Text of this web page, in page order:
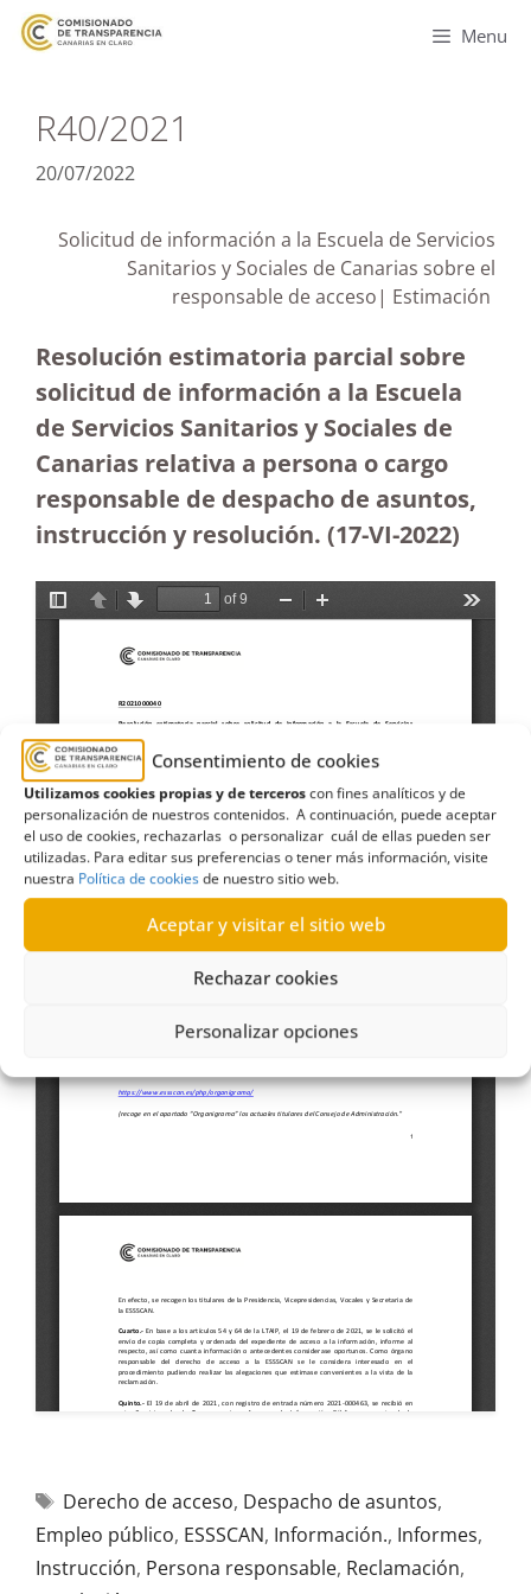
Consentimiento de cookies
Utilizamos cookies propias y de terceroscon fines analíticos y de
personalización de nuestros contenidos. A continuación, puede aceptar
el uso de cookies, rechazarlas o personalizar cuál de ellas pueden ser
utilizadas. Para editar sus preferencias o tener más información, visite
nuestra Política de cookiesde nuestro sitio web.
Aceptar y visitar el sitio web
Rechazar cookies
Personalizar opciones
Menu
R40/2021
20/07/2022
Solicitud de información a la Escuela de Servicios
Sanitarios y Sociales de Canarias sobre el
responsable de acceso| Estimación
Resolución estimatoria parcial sobre
solicitud de información a la Escuela
de Servicios Sanitarios y Sociales de
Canarias relativa a persona o cargo
responsable de despacho de asuntos,
instrucción y resolución. (17-VI-2022)
Derecho de acceso, Despacho de asuntos,
Empleo público, ESSSCAN, Información., Informes,
Instrucción, Persona responsable, Reclamación,